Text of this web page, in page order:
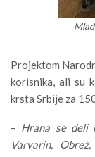
Projektom
korisnika, ali su
krsta Srbije za
– Hrana se deli
Varvarin,